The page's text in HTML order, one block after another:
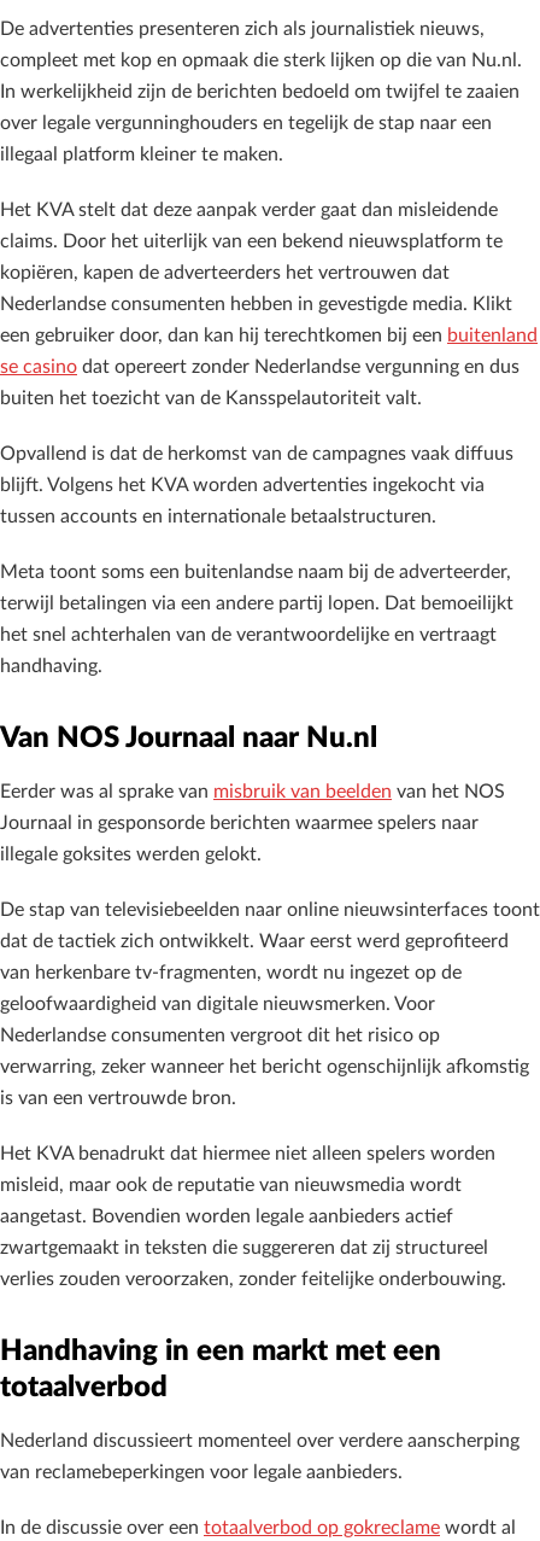
De advertenties presenteren zich als journalistiek nieuws,
compleet met kop en opmaak die sterk lijken op die van Nu.nl.
In werkelijkheid zijn de berichten bedoeld om twijfel te zaaien
over legale vergunninghouders en tegelijk de stap naar een
illegaal platform kleiner te maken.
Het KVA stelt dat deze aanpak verder gaat dan misleidende
claims. Door het uiterlijk van een bekend nieuwsplatform te
kopiëren, kapen de adverteerders het vertrouwen dat
Nederlandse consumenten hebben in gevestigde media. Klikt
een gebruiker door, dan kan hij terechtkomen bij een buitenland
se casino dat opereert zonder Nederlandse vergunning en dus
buiten het toezicht van de Kansspelautoriteit valt.
Opvallend is dat de herkomst van de campagnes vaak diffuus
blijft. Volgens het KVA worden advertenties ingekocht via
tussen accounts en internationale betaalstructuren.
Meta toont soms een buitenlandse naam bij de adverteerder,
terwijl betalingen via een andere partij lopen. Dat bemoeilijkt
het snel achterhalen van de verantwoordelijke en vertraagt
handhaving.
Van NOS Journaal naar Nu.nl
Eerder was al sprake van misbruik van beelden van het NOS
Journaal in gesponsorde berichten waarmee spelers naar
illegale goksites werden gelokt.
De stap van televisiebeelden naar online nieuwsinterfaces toont
dat de tactiek zich ontwikkelt. Waar eerst werd geprofiteerd
van herkenbare tv-fragmenten, wordt nu ingezet op de
geloofwaardigheid van digitale nieuwsmerken. Voor
Nederlandse consumenten vergroot dit het risico op
verwarring, zeker wanneer het bericht ogenschijnlijk afkomstig
is van een vertrouwde bron.
Het KVA benadrukt dat hiermee niet alleen spelers worden
misleid, maar ook de reputatie van nieuwsmedia wordt
aangetast. Bovendien worden legale aanbieders actief
zwartgemaakt in teksten die suggereren dat zij structureel
verlies zouden veroorzaken, zonder feitelijke onderbouwing.
Handhaving in een markt met een
totaalverbod
Nederland discussieert momenteel over verdere aanscherping
van reclamebeperkingen voor legale aanbieders.
In de discussie over een totaalverbod op gokreclame wordt al